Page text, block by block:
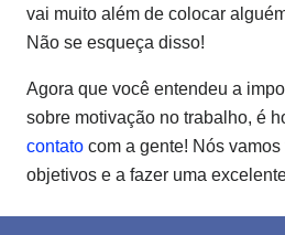
vai muito além de colocar
Não se esqueça disso!
Agora que você entendeu a
sobre motivação no trabalho, é
contato com a gente! Nós
objetivos e a fazer uma